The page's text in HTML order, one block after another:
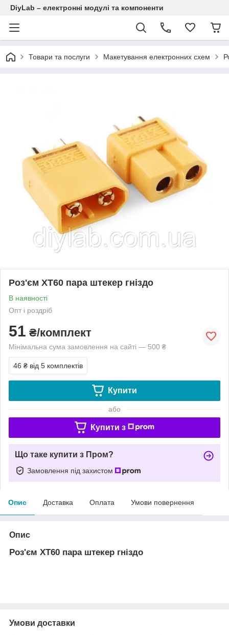
DiyLab – електронні модулі та компоненти
Товари та послуги Макетування електронних схем
Роз'єм XT60 пара штекер гніздо
В наявності
Опт і роздріб
51 ₴/комплект
Мінімальна сума замовлення на сайті — 500 ₴
46 ₴ від 5 комплектів
Купити
або
Купити з
Що таке купити з Пром?
Замовлення під захистом
Опис Доставка Оплата Умови повернення
Опис
Роз'єм XT60 пара штекер гніздо
Умови доставки